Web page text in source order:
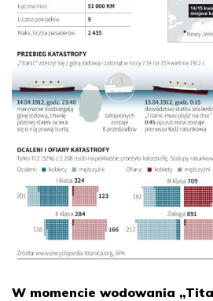
W momencie wodowania